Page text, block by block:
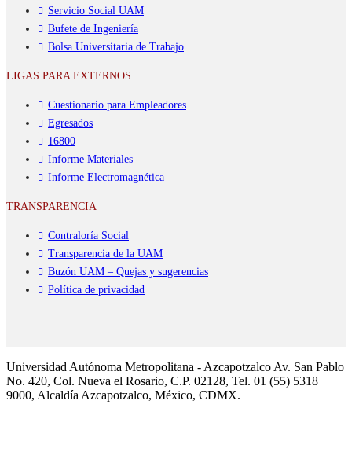
Servicio Social UAM
Bufete de Ingeniería
Bolsa Universitaria de Trabajo
LIGAS PARA EXTERNOS
Cuestionario para Empleadores
Egresados
16800
Informe Materiales
Informe Electromagnética
TRANSPARENCIA
Contraloría Social
Transparencia de la UAM
Buzón UAM – Quejas y sugerencias
Política de privacidad
Universidad Autónoma Metropolitana - Azcapotzalco Av. San Pablo
No. 420, Col. Nueva el Rosario, C.P. 02128, Tel. 01 (55) 5318
9000, Alcaldía Azcapotzalco, México, CDMX.